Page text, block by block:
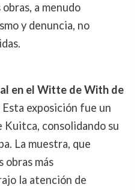
a menudo
y denuncia, no
en el Witte de With de
Esta exposición fue un
Kuitca, consolidando su
La muestra, que
obras más
la atención de